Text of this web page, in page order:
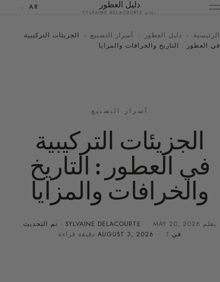
دليل العطور
بقلم SYLVAINE DELACOURTE
AR
الرئيسية › دليل العطور › أسرار التصنيع ›
الجزيئات التركيبية
في العطور : التاريخ والخرافات والمزايا
أسرار التصنيع
الجزيئات التركيبية
في العطور : التاريخ
والخرافات والمزايا
بقلم SYLVAINE DELACOURTE ·MAY 20, 2026
· تم التحديث
في
AUGUST 3, 2026 · 1 دقيقة قراءة